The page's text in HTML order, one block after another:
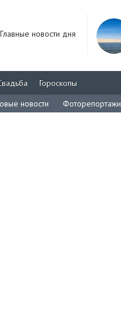
Главные новости дня
Гороскопы
новости Фоторепортажи